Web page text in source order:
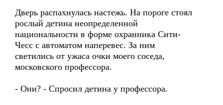
Дверь распахнулась настежь. На пороге стоял
рослый детина неопределенной
национальности в форме охранника Сити-
Чесс с автоматом наперевес. За ним
светились от ужаса очки моего соседа,
московского профессора.
- Они? - Спросил детина у профессора.